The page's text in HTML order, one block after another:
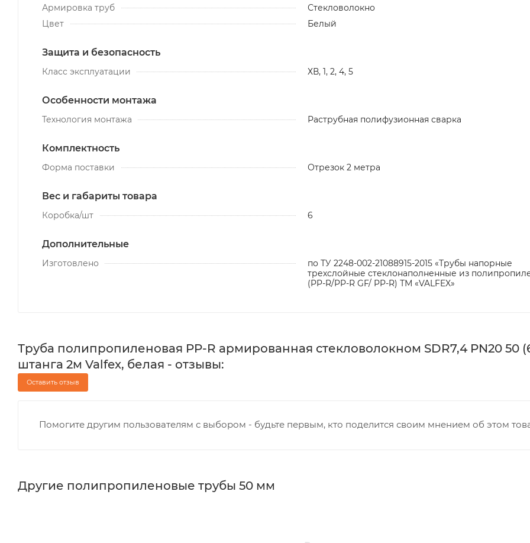
Армировка труб
Стекловолокно
Цвет
Белый
Защита и безопасность
Класс эксплуатации ХВ, 1, 2, 4, 5
Особенности монтажа
Технология монтажа Раструбная полифузионная сварка
Комплектность
Форма поставки Отрезок 2 метра
Вес и габариты товара
Коробка/шт 6
Дополнительные
Изготовлено
по ТУ 2248-002-21088915-2015 «Трубы напорные
трехслойные стеклонаполненные из
(PP-R/PP-R GF/ PP-R) ТМ «VALFEX»
Труба полипропиленовая PP-R армированная стекловолокном SDR7,4 PN20 50
штанга 2м Valfex, белая - отзывы:
Оставить отзыв
Помогите другим пользователям с выбором - будьте первым, кто поделится своим мнением об этом
Другие полипропиленовые трубы 50 мм